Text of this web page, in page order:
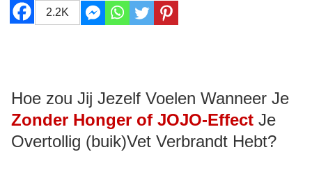
2.2K
Hoe zou Jij Jezelf Voelen Wanneer Je
Zonder Honger of JOJO-Effect Je
Overtollig (buik)Vet Verbrandt Hebt?